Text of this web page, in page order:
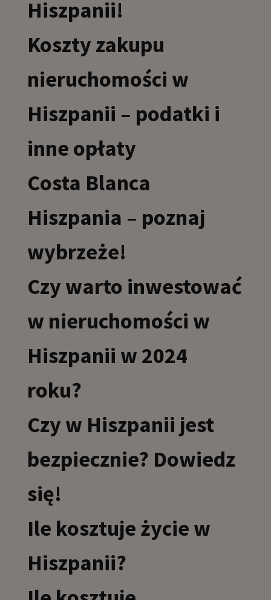
Hiszpanii!
Koszty zakupu
nieruchomości w
Hiszpanii – podatki i
inne opłaty
Costa Blanca
Hiszpania – poznaj
wybrzeże!
Czy warto inwestować
w nieruchomości w
Hiszpanii w 2024
roku?
Czy w Hiszpanii jest
bezpiecznie? Dowiedz
się!
Ile kosztuje życie w
Hiszpanii?